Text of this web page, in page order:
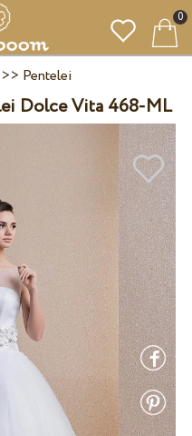
0
>> Pentelei
Dolce Vita 468-ML